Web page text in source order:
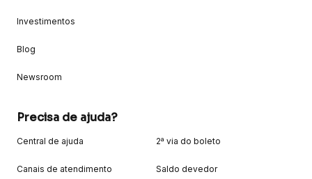
Investimentos
Blog
Newsroom
Precisa de ajuda?
Central de ajuda
Canais de atendimento
2ª via do boleto
Saldo devedor